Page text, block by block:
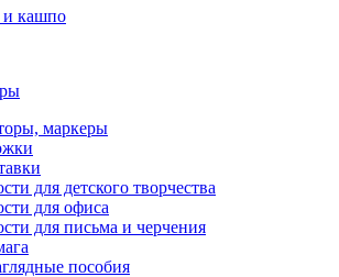
и кашпо
маркеры
для детского творчества
для офиса
для письма и черчения
пособия